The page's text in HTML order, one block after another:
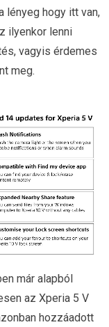
lényeg hogy itt van,
ilyenkor lenni
vagyis érdemes
meg.
már alapból
az Xperia 5 V
hozzáadott